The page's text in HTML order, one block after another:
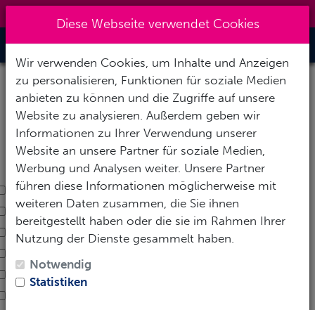
Toggle
Tauchsafaris filtern & suchen
Filter
Filter schliessen
Schiffe
auswählen
aufheben
Alia Soul
Blue Pearl
Blue Storm
Diese Webseite verwendet Cookies
Wir verwenden Cookies, um Inhalte und Anzeigen
zu personalisieren, Funktionen für soziale Medien
anbieten zu können und die Zugriffe auf unsere
Website zu analysieren. Außerdem geben wir
Informationen zu Ihrer Verwendung unserer
Website an unsere Partner für soziale Medien,
Werbung und Analysen weiter. Unsere Partner
führen diese Informationen möglicherweise mit
weiteren Daten zusammen, die Sie ihnen
bereitgestellt haben oder die sie im Rahmen Ihrer
Nutzung der Dienste gesammelt haben.
Notwendig
Statistiken